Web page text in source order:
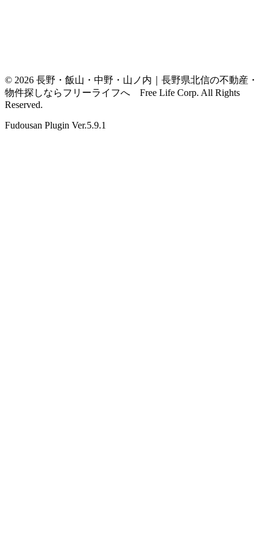
© 2026 長野・飯山・中野・山ノ内｜長野県北信の不動産・
物件探しならフリーライフへ Free Life Corp. All Rights
Reserved.
Fudousan Plugin Ver.5.9.1